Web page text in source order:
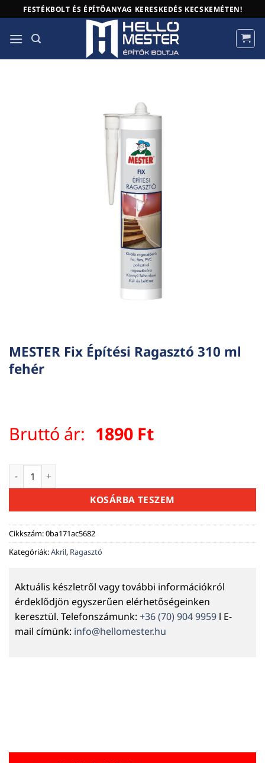
to
content
FESTÉKBOLT ÉS ÉPÍTŐANYAG KERESKEDÉS KECSKEMÉTEN!
MESTER Fix Építési Ragasztó 310 ml
fehér
Bruttó ár: 1890 Ft
MESTER Fix Építési Ragasztó 310 ml fehér mennyiség
KOSÁRBA TESZEM
Cikkszám:0ba171ac5682
Kategóriák:Akril, Ragasztó
Aktuális készletről vagy további információkról
érdeklődjön egyszerűen elérhetőségeinken
keresztül. Telefonszámunk: +36 (70) 904 9959 l E-
mail címünk: info@hellomester.hu